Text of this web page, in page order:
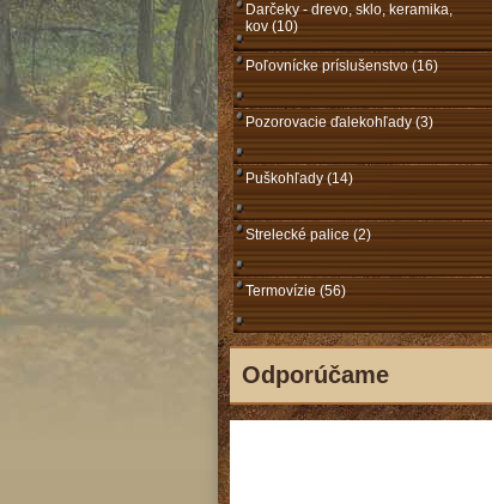
Darčeky - drevo, sklo, keramika,
kov (10)
Poľovnícke príslušenstvo (16)
Pozorovacie ďalekohľady (3)
Puškohľady (14)
Strelecké palice (2)
Termovízie (56)
Odporúčame